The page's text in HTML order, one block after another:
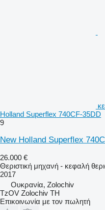
Holland Superflex 740CF-35DD
9
New Holland Superflex
26.000 €
Θεριστική μηχανή - κεφαλή
2017
Ουκρανία, Zolochiv
TzOV Zolochiv TH
Επικοινωνία με τον πωλητή